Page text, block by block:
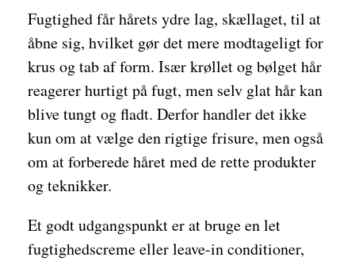
Fugtighed får hårets ydre lag, skællaget, til at
åbne sig, hvilket gør det mere modtageligt for
krus og tab af form. Især krøllet og bølget hår
reagerer hurtigt på fugt, men selv glat hår kan
blive tungt og fladt. Derfor handler det ikke
kun om at vælge den rigtige frisure, men også
om at forberede håret med de rette produkter
og teknikker.
Et godt udgangspunkt er at bruge en let
fugtighedscreme eller leave-in conditioner,